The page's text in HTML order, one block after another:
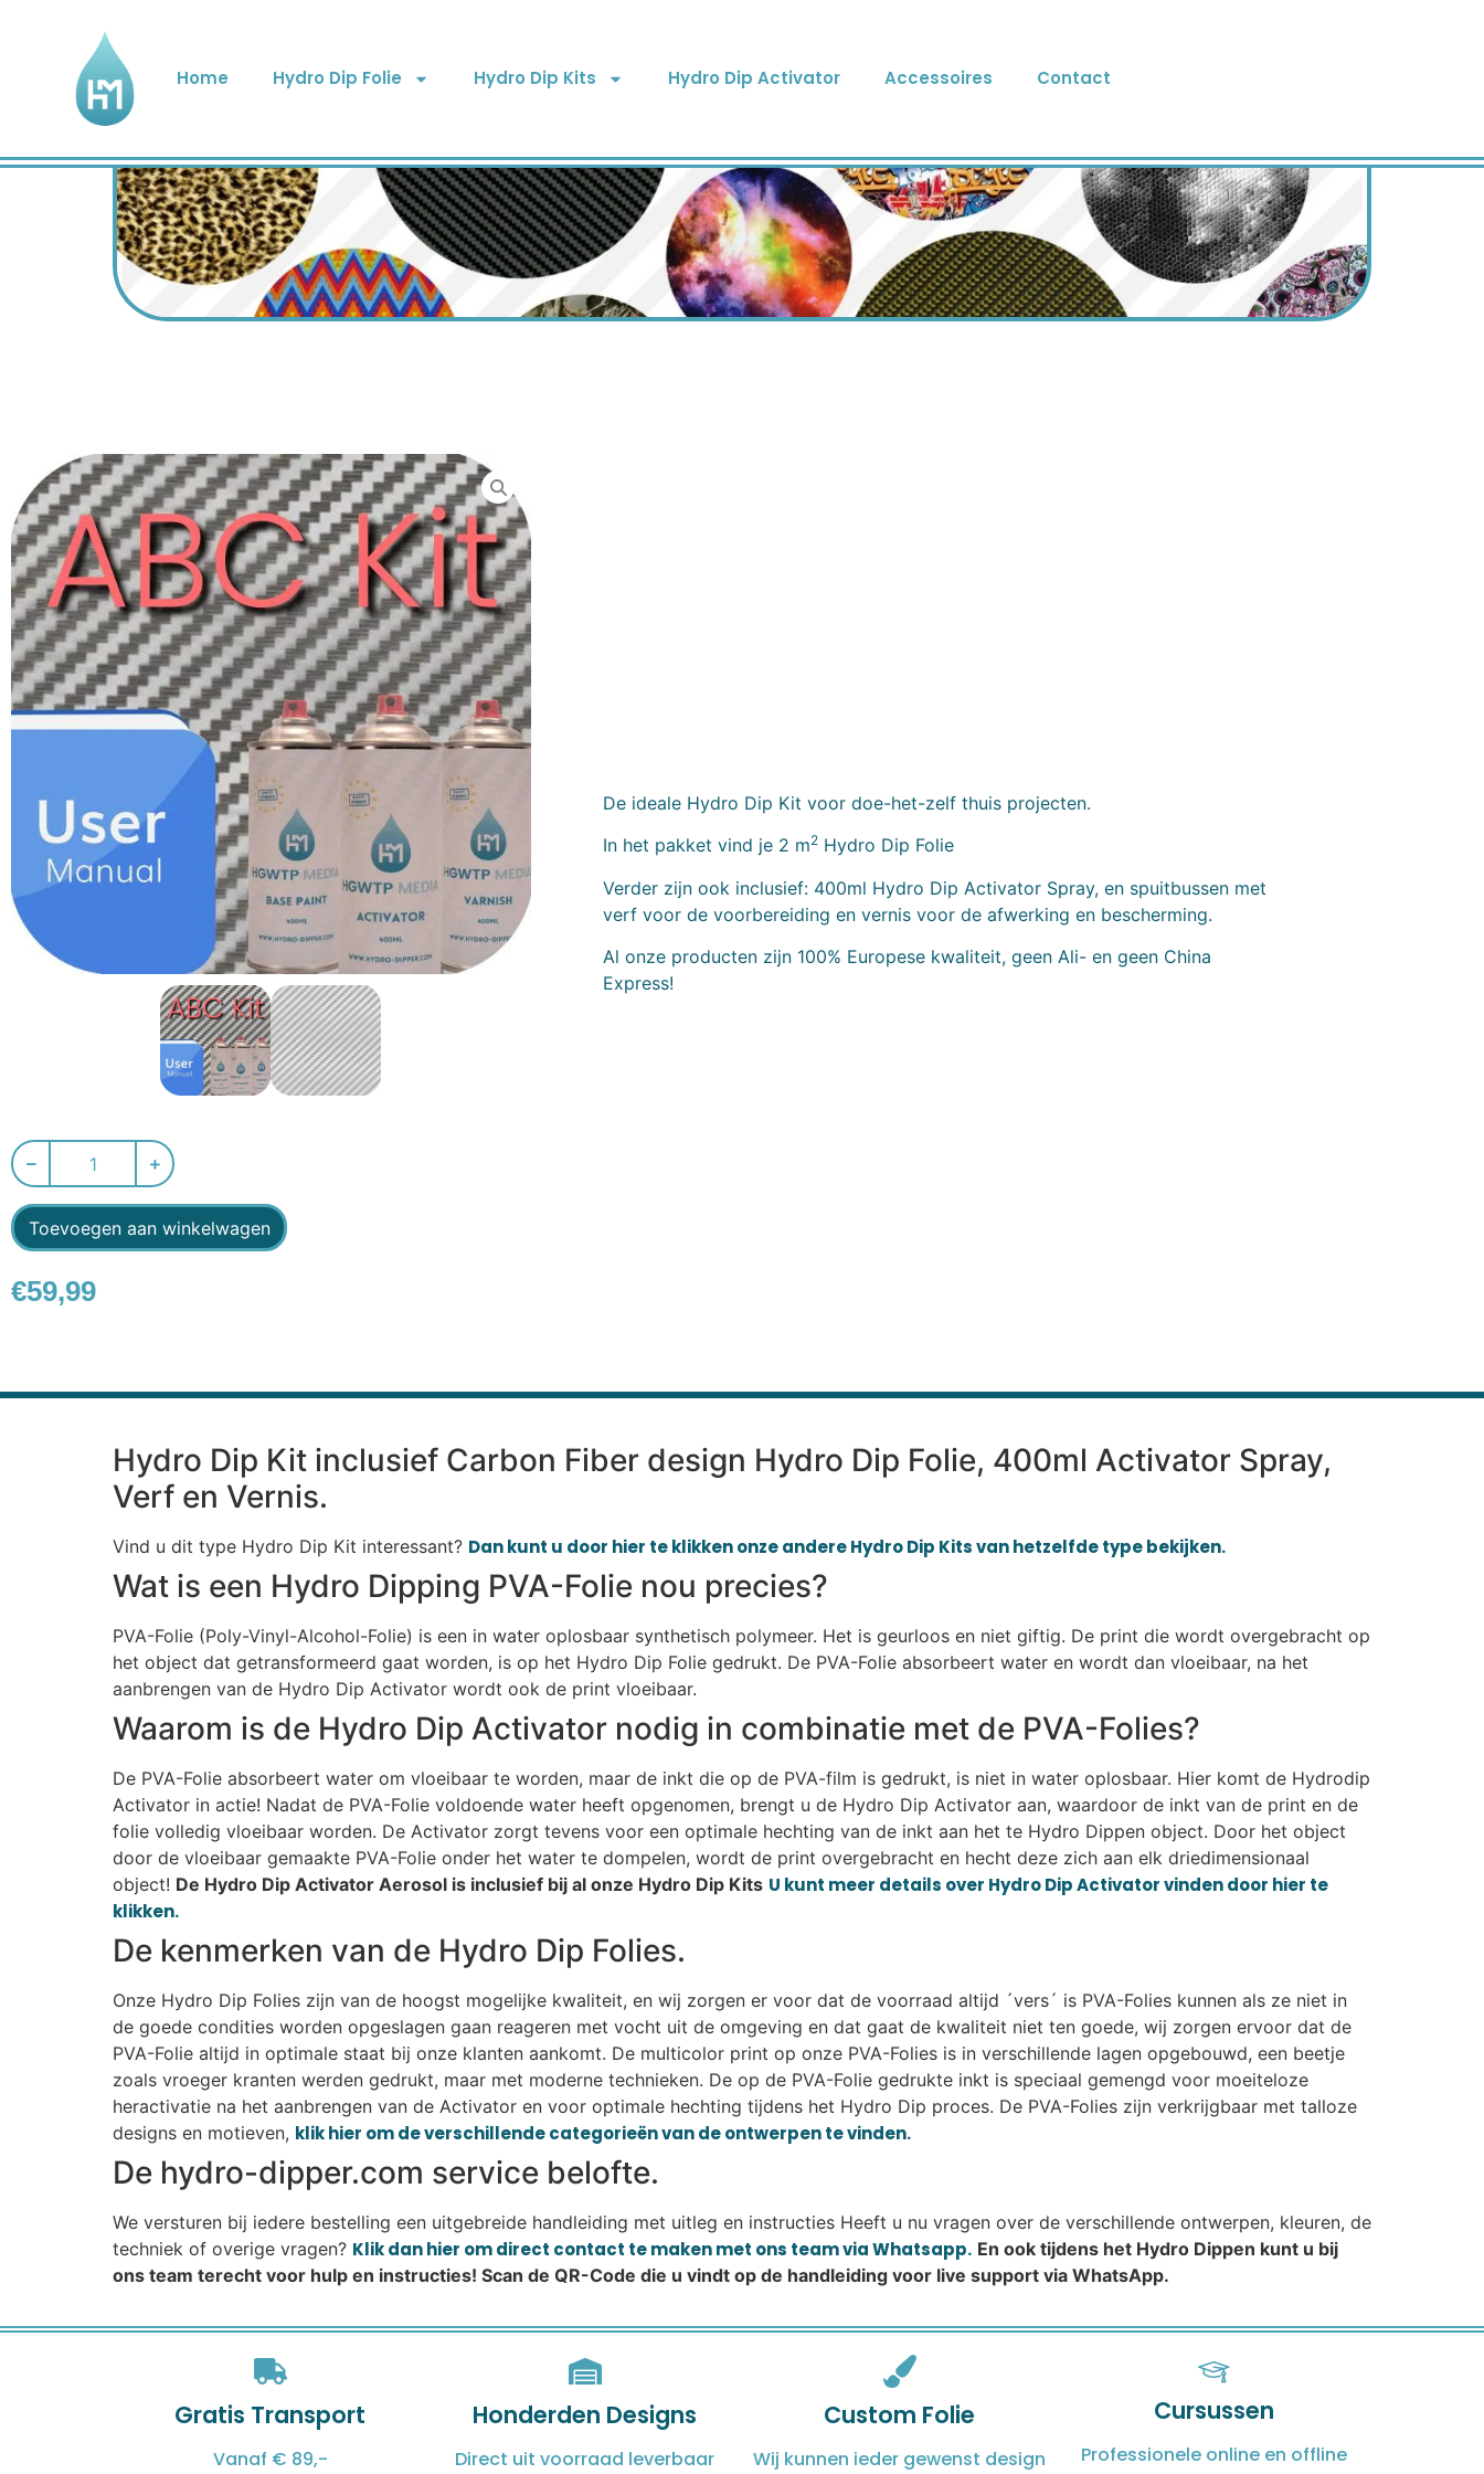
Home Hydro Dip Folie Hydro Dip Kits Hydro Dip Activator Accessoires Contact
Toevoegen aan winkelwagen
€59,99
De ideale Hydro Dip Kit voor doe-het-zelf thuis projecten.
In het pakket vind je 2 m2Hydro Dip Folie
Verder zijn ook inclusief: 400ml Hydro Dip Activator Spray, en spuitbussen met
verf voor de voorbereiding en vernis voor de afwerking en bescherming.
Al onze producten zijn 100% Europese kwaliteit, geen Ali- en geen China
Express!
Hydro Dip Kit inclusief Carbon Fiber design Hydro Dip Folie, 400ml Activator Spray,
Verf en Vernis.
Vind u dit type Hydro Dip Kit interessant? Dan kunt u door hier te klikken onze andere Hydro Dip Kits van hetzelfde type bekijken.
Wat is een Hydro Dipping PVA-Folie nou precies?
PVA-Folie (Poly-Vinyl-Alcohol-Folie) is een in water oplosbaar synthetisch polymeer. Het is geurloos en niet giftig. De print die wordt overgebracht op
het object dat getransformeerd gaat worden, is op het Hydro Dip Folie gedrukt. De PVA-Folie absorbeert water en wordt dan vloeibaar, na het
aanbrengen van de Hydro Dip Activator wordt ook de print vloeibaar.
Waarom is de Hydro Dip Activator nodig in combinatie met de PVA-Folies?
De PVA-Folie absorbeert water om vloeibaar te worden, maar de inkt die op de PVA-film is gedrukt, is niet in water oplosbaar. Hier komt de Hydrodip
Activator in actie! Nadat de PVA-Folie voldoende water heeft opgenomen, brengt u de Hydro Dip Activator aan, waardoor de inkt van de print en de
folie volledig vloeibaar worden. De Activator zorgt tevens voor een optimale hechting van de inkt aan het te Hydro Dippen object. Door het object
door de vloeibaar gemaakte PVA-Folie onder het water te dompelen, wordt de print overgebracht en hecht deze zich aan elk driedimensionaal
object! De Hydro Dip Activator Aerosol is inclusief bij al onze Hydro Dip Kits U kunt meer details over Hydro Dip Activator vinden door hier te
klikken.
De kenmerken van de Hydro Dip Folies.
Onze Hydro Dip Folies zijn van de hoogst mogelijke kwaliteit, en wij zorgen er voor dat de voorraad altijd ´vers´ is PVA-Folies kunnen als ze niet in
de goede condities worden opgeslagen gaan reageren met vocht uit de omgeving en dat gaat de kwaliteit niet ten goede, wij zorgen ervoor dat de
PVA-Folie altijd in optimale staat bij onze klanten aankomt. De multicolor print op onze PVA-Folies is in verschillende lagen opgebouwd, een beetje
zoals vroeger kranten werden gedrukt, maar met moderne technieken. De op de PVA-Folie gedrukte inkt is speciaal gemengd voor moeiteloze
heractivatie na het aanbrengen van de Activator en voor optimale hechting tijdens het Hydro Dip proces. De PVA-Folies zijn verkrijgbaar met talloze
designs en motieven, klik hier om de verschillende categorieën van de ontwerpen te vinden.
De hydro-dipper.com service belofte.
We versturen bij iedere bestelling een uitgebreide handleiding met uitleg en instructies Heeft u nu vragen over de verschillende ontwerpen, kleuren, de
techniek of overige vragen? Klik dan hier om direct contact te maken met ons team via Whatsapp. En ook tijdens het Hydro Dippen kunt u bij
ons team terecht voor hulp en instructies! Scan de QR-Code die u vindt op de handleiding voor live support via WhatsApp.
Gratis Transport
Vanaf € 89,-
Honderden Designs
Direct uit voorraad leverbaar
Custom Folie
Wij kunnen ieder gewenst design
Cursussen
Professionele online en offline